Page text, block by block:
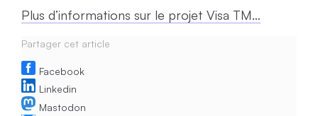
Plus d’informations sur le projet Visa TM…
Partager cet article
Facebook
Linkedin
Mastodon